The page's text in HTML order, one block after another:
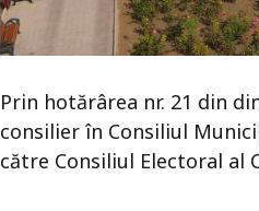
Prin hotărârea nr. 21 din
consilier în Consiliul
către Consiliul Electoral al